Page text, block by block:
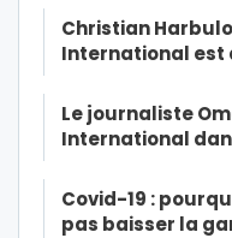
Christian
International est
Le journaliste
International
Covid-19 :
pas baisser la